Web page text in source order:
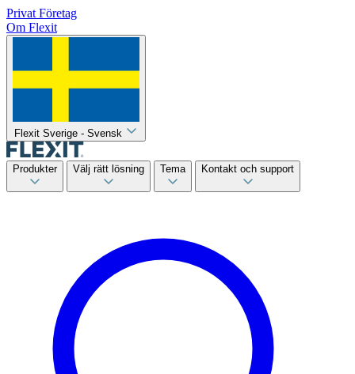
Privat Företag
Om Flexit
Flexit Sverige - Svensk
Produkter Välj rätt lösning Tema Kontakt och support